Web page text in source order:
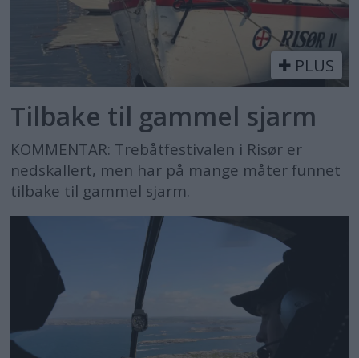
PLUS
Tilbake til gammel sjarm
KOMMENTAR: Trebåtfestivalen i Risør er
nedskallert, men har på mange måter funnet
tilbake til gammel sjarm.